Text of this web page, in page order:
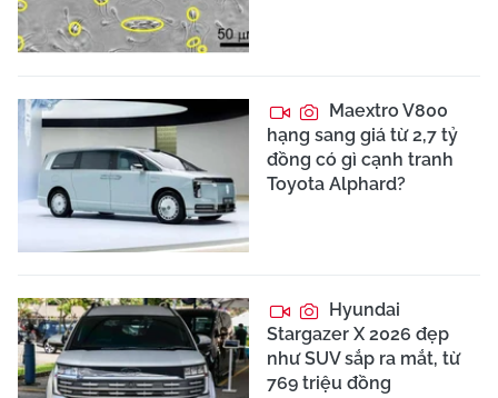
Maextro V800
hạng sang giá từ 2,7 tỷ
đồng có gì cạnh tranh
Toyota Alphard?
Hyundai
Stargazer X 2026 đẹp
như SUV sắp ra mắt, từ
769 triệu đồng